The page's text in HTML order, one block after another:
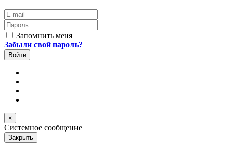
E-mail
Пароль
Запомнить меня
Забыли свой пароль?
×
Системное сообщение
Закрыть